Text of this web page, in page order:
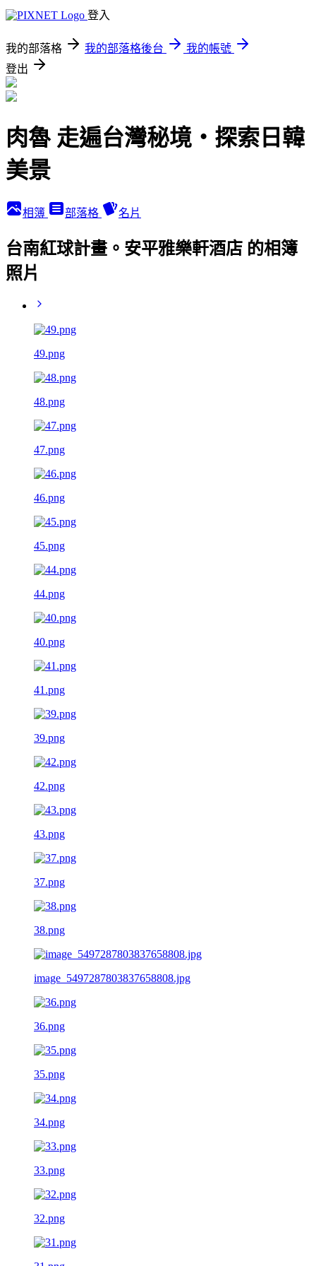
登入
我的部落格 我的部落格後台
我的帳號
登出
肉魯 走遍台灣秘境・探索日韓
美景
相簿 部落格 名片
台南紅球計畫。安平雅樂軒酒店 的相簿
照片
49.png
48.png
47.png
46.png
45.png
44.png
40.png
41.png
39.png
42.png
43.png
37.png
38.png
image_5497287803837658808.jpg
36.png
35.png
34.png
33.png
32.png